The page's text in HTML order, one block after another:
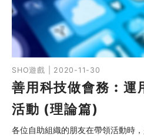
SHO遊戲 | 2020-11-30
善用科技做會務︰
活動 (理論篇)
各位自助組織的朋友在帶領活動時